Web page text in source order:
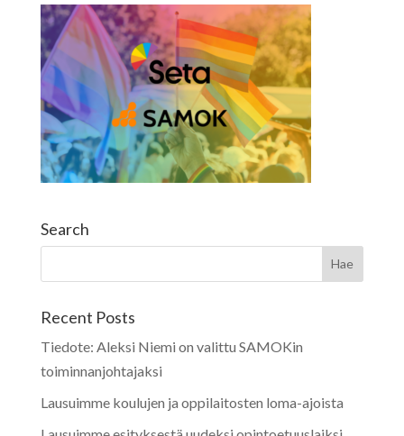
Search
Recent Posts
Tiedote: Aleksi Niemi on valittu SAMOKin
toiminnanjohtajaksi
Lausuimme koulujen ja oppilaitosten loma-ajoista